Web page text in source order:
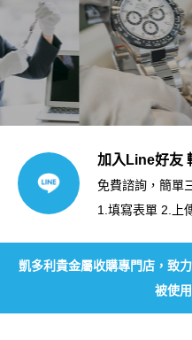
加入Line好友
免費諮詢，簡單
1.填寫表單 2.上
凱多利貴金屬收購專門店，致
被使